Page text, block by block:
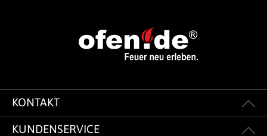
KONTAKT
KUNDENSERVICE